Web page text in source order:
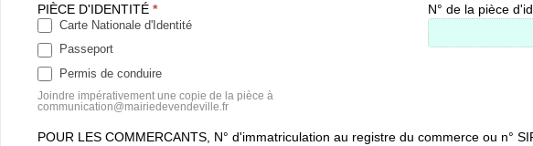
PIÈCE D'IDENTITÉ*
Carte Nationale d'Identité
Passeport
Permis de conduire
Joindre impérativement une copie de la pièce à
communication@mairiedevendeville.fr
N° de la pièce
POUR LES COMMERCANTS, N° d'immatriculation au registre du commerce ou n°